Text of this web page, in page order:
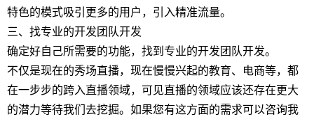
特色的模式吸引更多的用户，引入精准流量。
三、找专业的开发团队开发
确定好自己所需要的功能，找到专业的开发团队开发。
不仅是现在的秀场直播，现在慢慢兴起的教育、电商等，都
在一步步的跨入直播领域，可见直播的领域应该还存在更大
的潜力等待我们去挖掘。如果您有这方面的需求可以咨询我